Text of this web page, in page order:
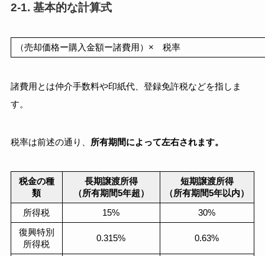
2-1. 基本的な計算式
（売却価格ー購入金額ー諸費用）×　税率
諸費用とは仲介手数料や印紙代、登録免許税などを指しま
す。
税率は前述の通り、 所有期間によって左右されます。
税金の種
類
長期譲渡所得
（所有期間5年超）
短期譲渡所得
（所有期間5年以内）
所得税 15% 30%
復興特別
所得税
0.315% 0.63%